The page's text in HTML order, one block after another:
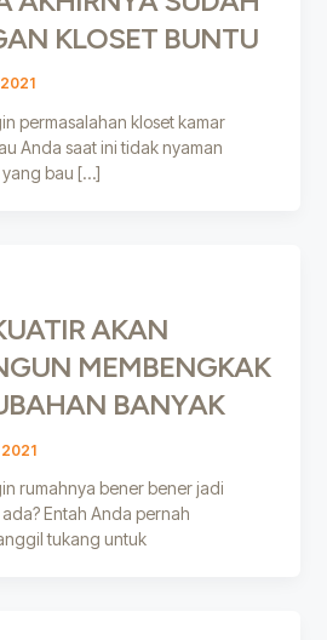
KLOSET BUNTU
permasalahan kloset kamar
Anda saat ini tidak nyaman
bau […]
AKAN
MEMBENGKAK
BANYAK
rumahnya bener bener jadi
Entah Anda pernah
tukang untuk